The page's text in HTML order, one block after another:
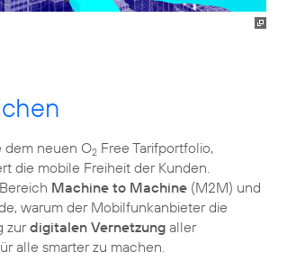
dem neuen O2 Free Tarifportfolio,
die mobile Freiheit der Kunden.
Machine to Machine (M2M) und
warum der Mobilfunkanbieter die
zurdigitalen Vernetzung aller
alle smarter zu machen.